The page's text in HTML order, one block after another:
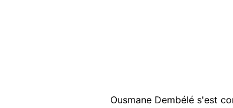
Ousmane Dembélé s'est